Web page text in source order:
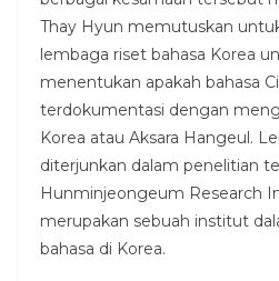
Thay Hyun memutuskan
lembaga riset bahasa Korea
menentukan apakah bahasa
terdokumentasi dengan
Korea atau Aksara Hangeul.
diterjunkan dalam penelitian
Hunminjeongeum Research
merupakan sebuah institut
bahasa di Korea.